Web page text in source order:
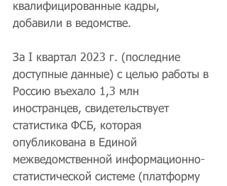
квалифицированные кадры,
добавили в ведомстве.
За I квартал 2023 г. (последние
доступные данные) с целью работы в
Россию въехало 1,3 млн
иностранцев, свидетельствует
статистика ФСБ, которая
опубликована в Единой
межведомственной информационно-
статистической системе (платформу